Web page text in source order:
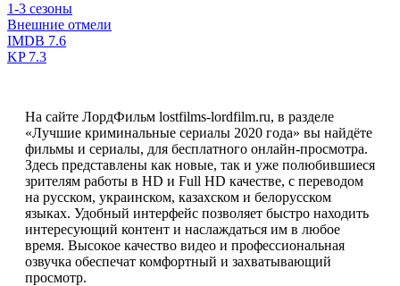
1-3 сезоны
Внешние отмели
IMDB 7.6
KP7.3
На сайте ЛордФильм lostfilms-lordfilm.ru, в разделе
«Лучшие криминальные сериалы 2020 года» вы найдёте
фильмы и сериалы, для бесплатного онлайн-просмотра.
Здесь представлены как новые, так и уже полюбившиеся
зрителям работы в HD и Full HD качестве, с переводом
на русском, украинском, казахском и белорусском
языках. Удобный интерфейс позволяет быстро находить
интересующий контент и наслаждаться им в любое
время. Высокое качество видео и профессиональная
озвучка обеспечат комфортный и захватывающий
просмотр.